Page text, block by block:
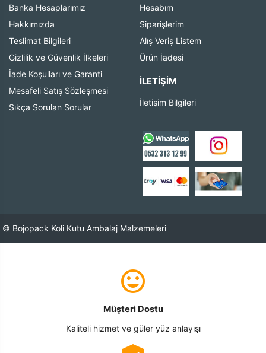
Banka Hesaplarımız
Hakkımızda
Teslimat Bilgileri
Gizlilik ve Güvenlik İlkeleri
İade Koşulları ve Garanti
Mesafeli Satış Sözleşmesi
Sıkça Sorulan Sorular
Hesabım
Siparişlerim
Alış Veriş Listem
Ürün İadesi
İLETIŞIM
İletişim Bilgileri
© Bojopack Koli Kutu Ambalaj Malzemeleri
Müşteri Dostu
Kaliteli hizmet ve güler yüz anlayışı